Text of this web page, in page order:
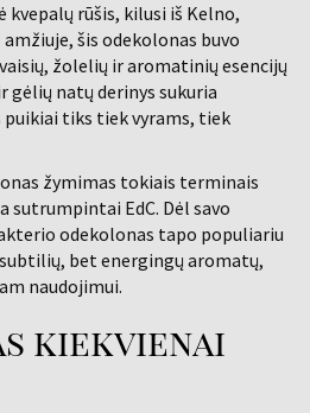
kvepalų rūšis, kilusi iš Kelno,
šis odekolonas buvo
žolelių ir aromatinių esencijų
gėlių natų derinys sukuria
tiks tiek vyrams, tiek
žymimas tokiais terminais
sutrumpintai EdC. Dėl savo
odekolonas tapo populiariu
bet energingų aromatų,
naudojimui.
kiekvienai